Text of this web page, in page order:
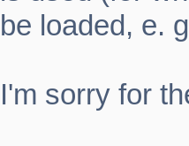
be loaded, e.
I'm sorry for